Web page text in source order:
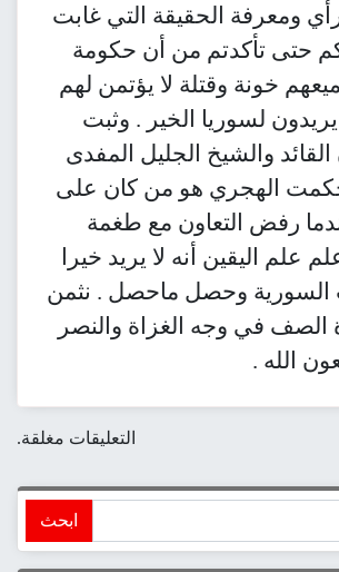
ومعرفة الحقيقة التي غابت
حتى تأكدتم من أن حكومة
خونة وقتلة لا يؤتمن لهم
لسوريا الخير . وثبت
والشيخ الجليل المفدى
الهجري هو من كان على
رفض التعاون مع طغمة
علم اليقين أنه لا يريد خيرا
السورية وحصل ماحصل . نثمن
الصف في وجه الغزاة والنصر
الله .
التعليقات مغلقة.